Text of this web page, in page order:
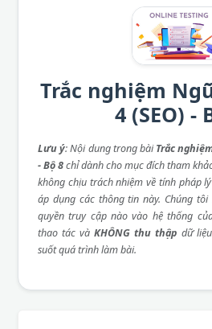
Trắc nghiệm
4 (SEO) -
Lưu ý: Nội dung trong bàiTrắc
- Bộ 8chỉ dành cho mục đích tham
không chịu trách nhiệm về tính pháp
áp dụng các thông tin này. Chúng tôi
quyền truy cập nào vào hệ thống
thao tác và KHÔNG thu thập dữ
suốt quá trình làm bài.